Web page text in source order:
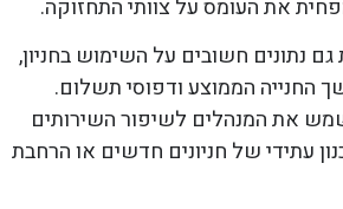
את העומס על צוותי התחזוקה.
נתונים חשובים על השימוש בחניון,
החנייה הממוצע ודפוסי תשלום.
את המנהלים לשיפור השירותים
עתידי של חניונים חדשים או הרחבת